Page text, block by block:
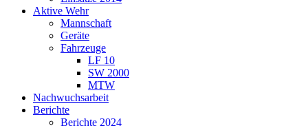
Aktive Wehr
Mannschaft
Geräte
Fahrzeuge
LF 10
SW 2000
MTW
Nachwuchsarbeit
Berichte
Berichte 2024